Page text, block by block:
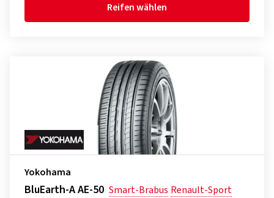
Reifen wählen
Yokohama
BluEarth-A AE-50 Smart-Brabus Renault-Sport